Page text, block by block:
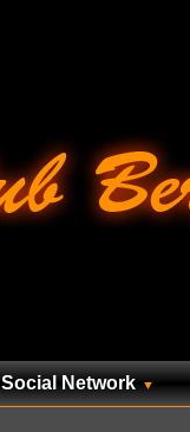
Social Network